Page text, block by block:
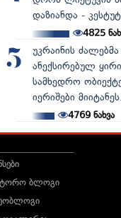
დაზიანდა -
4825
5
უკრაინის ძალებმა
ანექსირებულ
სამხედრო
იერიშები
4769 ნახვა
ბლოგი